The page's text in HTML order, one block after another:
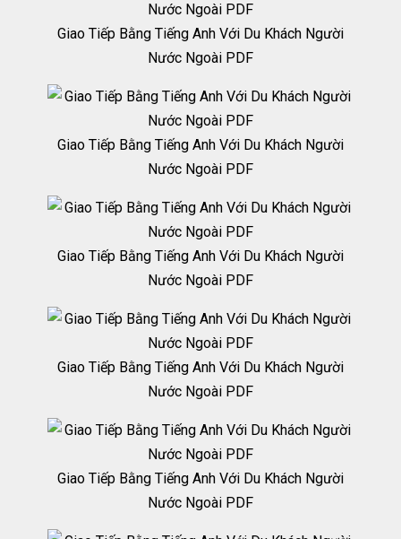
Giao Tiếp Bằng Tiếng Anh Với Du Khách Người
Nước Ngoài PDF
Giao Tiếp Bằng Tiếng Anh Với Du Khách Người
Nước Ngoài PDF
Giao Tiếp Bằng Tiếng Anh Với Du Khách Người
Nước Ngoài PDF
Giao Tiếp Bằng Tiếng Anh Với Du Khách Người
Nước Ngoài PDF
Giao Tiếp Bằng Tiếng Anh Với Du Khách Người
Nước Ngoài PDF